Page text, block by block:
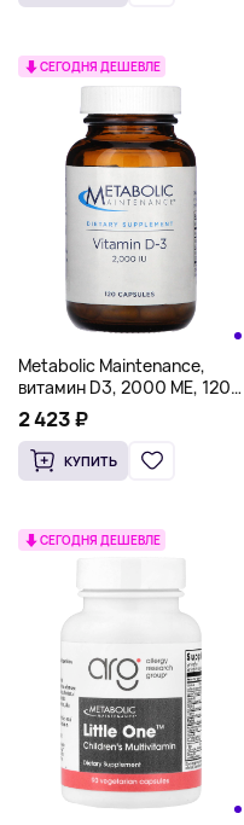
СЕГОДНЯ ДЕШЕВЛЕ
Metabolic Maintenance,
витамин D3, 2000 МЕ, 120
капсул
2 423 ₽
КУПИТЬ
СЕГОДНЯ ДЕШЕВЛЕ